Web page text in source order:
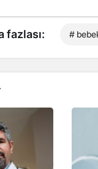
fazlası: #